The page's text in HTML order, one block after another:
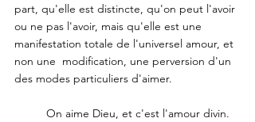
part, qu'elle est distincte, qu'on peut l'avoir
ou ne pas l'avoir, mais qu'elle est une
manifestation totale de l'universel amour, et
non une  modification, une perversion d'un
des modes particuliers d'aimer.